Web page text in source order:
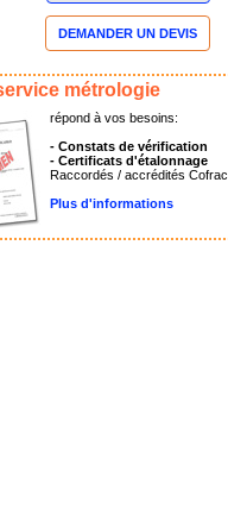
DEMANDER UN DEVIS
métrologie
répond à vos besoins:
- Constats de vérification
- Certificats d'étalonnage
Raccordés / accrédités Cofrac
Plus d'informations